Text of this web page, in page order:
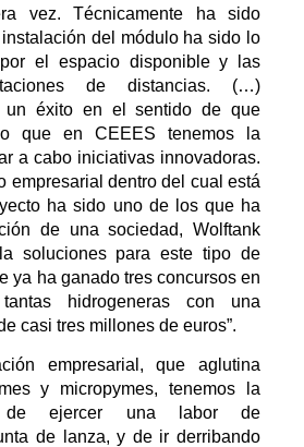
vez. Técnicamente ha sido
del módulo ha sido lo
el espacio disponible y las
de distancias. (…)
un éxito en el sentido de que
que en CEEES tenemos la
a cabo iniciativas innovadoras.
empresarial dentro del cual está
ha sido uno de los que ha
de una sociedad, Wolftank
soluciones para este tipo de
ya ha ganado tres concursos en
hidrogeneras con una
casi tres millones de euros”.
empresarial, que aglutina
y micropymes, tenemos la
de ejercer una labor de
de lanza, y de ir derribando